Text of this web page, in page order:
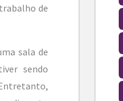
de
sala de
sendo